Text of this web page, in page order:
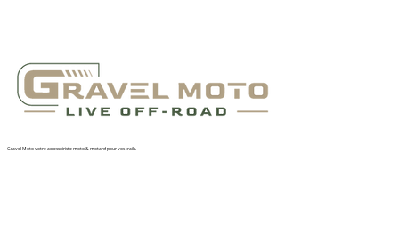
Gravel Moto votre accessoiriste moto & motard pour vos trails.